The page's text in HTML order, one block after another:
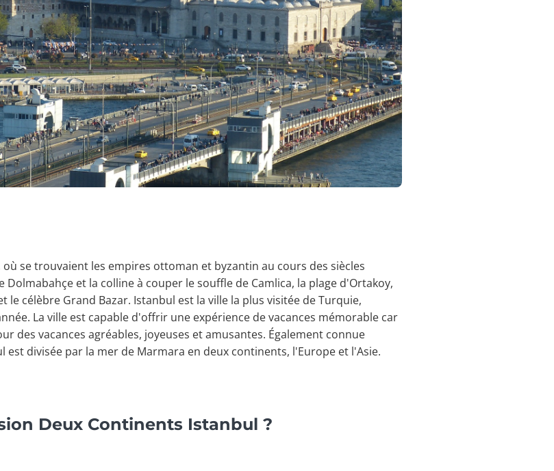
se trouvaient les empires ottoman et byzantin au cours des siècles
et la colline à couper le souffle de Camlica, la plage d'Ortakoy,
le célèbre Grand Bazar. Istanbul est la ville la plus visitée de Turquie,
La ville est capable d'offrir une expérience de vacances mémorable car
des vacances agréables, joyeuses et amusantes. Également connue
divisée par la mer de Marmara en deux continents, l'Europe et l'Asie.
Deux Continents Istanbul ?